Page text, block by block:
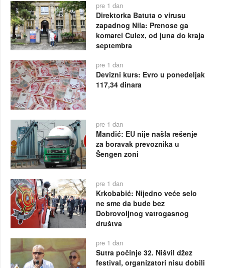
pre 1 dan
Direktorka Batuta o virusu
zapadnog Nila: Prenose ga
komarci Culex, od juna do kraja
septembra
pre 1 dan
Devizni kurs: Evro u ponedeljak
117,34 dinara
pre 1 dan
Mandić: EU nije našla rešenje
za boravak prevoznika u
Šengen zoni
pre 1 dan
Krkobabić: Nijedno veće selo
ne sme da bude bez
Dobrovoljnog vatrogasnog
društva
pre 1 dan
Sutra počinje 32. Nišvil džez
festival, organizatori nisu dobili